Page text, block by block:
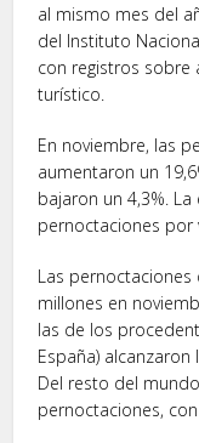
al mismo mes del
del Instituto
con registros sobre
turístico.
En noviembre, las
aumentaron un
bajaron un 4,3%.
pernoctaciones por
Las
millones en
las de los
España) alcanzaron
Del resto del
pernoctaciones,